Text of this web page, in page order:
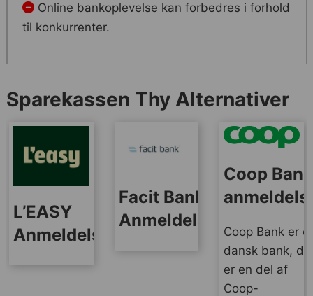
Online bankoplevelse kan forbedres i forhold
til konkurrenter.
Sparekassen Thy Alternativer
L’EASY
Anmeldelse
Facit Bank
Anmeldelse
Coop Bank
Coop Bank er
dansk bank,
er en del af
Coop-